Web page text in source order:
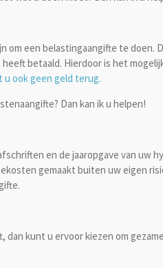
om een belastingaangifte te doen.
betaald. Hierdoor is het
u ook geen geld terug.
Dan kan ik u helpen!
en de jaaropgave van uw
gemaakt buiten uw eigen
kunt u ervoor kiezen om